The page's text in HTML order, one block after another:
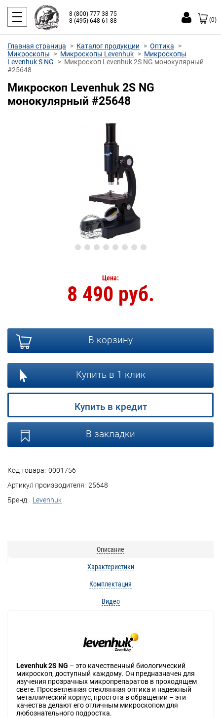
8 (800) 777 38 75
8 (495) 648 61 88
(0)
Главная страница Каталог продукции
Оптика
Микроскопы
Микроскопы Levenhuk
Микроскопы
Levenhuk S NG
Микроскоп Levenhuk 2S NG монокулярный
#25648
Микроскоп Levenhuk 2S NG
монокулярный #25648
Код товара: 0001756
Артикул производителя: 25648
Бренд:
Levenhuk
Цена:
8 490 руб.
В корзину
Купить в 1 клик
Купить в кредит
В закладки
Описание
Характеристики
Комплектация
Видео
Levenhuk 2S NG – это качественный биологический
микроскоп, доступный каждому. Он предназначен для
изучения прозрачных микропрепаратов в проходящем
свете. Просветленная стеклянная оптика и надежный
металлический корпус, простота в обращении – эти
качества делают его отличным микроскопом для
любознательного подростка.